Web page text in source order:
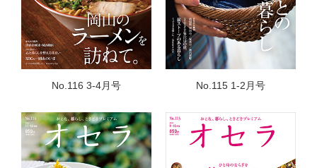
No.116 3-4月号 No.115 1-2月号